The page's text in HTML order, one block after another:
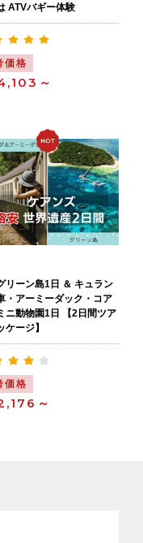
ATVバギー体験
価格
～
リーン島1日 ＆ キュラン
・アーミーダック・コア
ニ動物園1日 【2日間ツア
ケージ】
価格
～